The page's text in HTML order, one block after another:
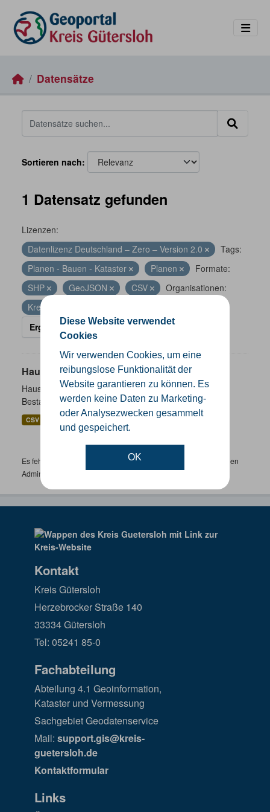
Diese Website verwendet
Cookies
Wir verwenden Cookies, um eine
reibungslose Funktionalität der
Website garantieren zu können. Es
werden keine Daten zu Marketing-
oder Analysezwecken gesammelt
und gespeichert.
OK
Datensätze
Sortieren nach
1 Datensatz gefunden
Lizenzen:
Datenlizenz Deutschland – Zero – Version 2.0
Tags:
Planen - Bauen - Kataster
Planen
Formate:
SHP
GeoJSON CSV
Organisationen:
Kreis Gütersloh
Ergebnisse filtern
Hausnummernkoordinaten
Hausnummernkoordinaten abgeleitet aus dem ALKIS-
Bestand
CSV SHP
Es fehlen spezifische Datensätze? Wenden Sie sich bitte an einen
Administrator unter:support.gis@kreis-guetersloh.de
Kontakt
Kreis Gütersloh
Herzebrocker Straße 140
33334 Gütersloh
Tel: 05241 85-0
Fachabteilung
Abteilung 4.1 Geoinformation,
Kataster und Vermessung
Sachgebiet Geodatenservice
Mail: support.gis@kreis-
guetersloh.de
Kontaktformular
Links